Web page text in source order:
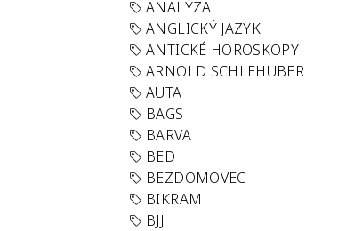
ANALÝZA
ANGLICKÝ JAZYK
ANTICKÉ HOROSKOPY
ARNOLD SCHLEHUBER
AUTA
BAGS
BARVA
BED
BEZDOMOVEC
BIKRAM
BJJ